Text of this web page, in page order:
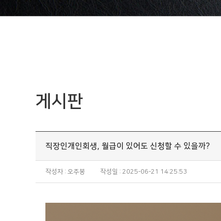
게시판
직장인개인회생, 월급이 있어도 신청할 수 있을까?
작성자 : 오주봉 작성일 : 2025-06-21 14:25:53